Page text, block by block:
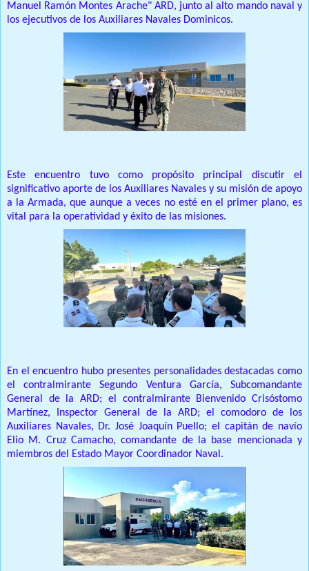
Manuel Ramón Montes Arache" ARD, junto al alto mando naval y
los ejecutivos de los Auxiliares Navales Dominicos.
Este encuentro tuvo como propósito principal discutir el
significativo aporte de los Auxiliares Navales y su misión de apoyo
a la Armada, que aunque a veces no esté en el primer plano, es
vital para la operatividad y éxito de las misiones.
En el encuentro hubo presentes personalidades destacadas como
el contralmirante Segundo Ventura García, Subcomandante
General de la ARD; el contralmirante Bienvenido Crisóstomo
Martínez, Inspector General de la ARD; el comodoro de los
Auxiliares Navales, Dr. José Joaquín Puello; el capitán de navío
Elio M. Cruz Camacho, comandante de la base mencionada y
miembros del Estado Mayor Coordinador Naval.